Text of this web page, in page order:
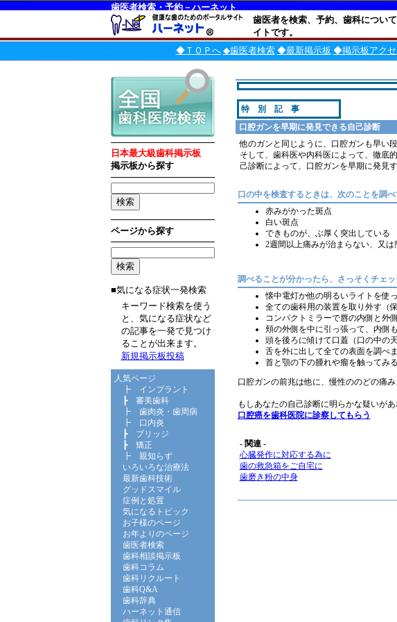
歯医者検索・予約－ハーネット
歯医者を検索、予約、歯科につい
イトです。
◆ＴＯＰへ ◆歯医者検索 ◆最新掲示板 ◆掲示板アクセ
日本最大級歯科掲示板
掲示板から探す
ページから探す
■気になる症状一発検索
キーワード検索を使う
と、気になる症状など
の記事を一発で見つけ
ることが出来ます。
新規掲示板投稿
人気ページ
┣
インプラント
┣ 審美歯科
┣ 歯肉炎・歯周病
┣
口内炎
┣
ブリッジ
┣ 矯正
┣ 親知らず
いろいろな治療法
最新歯科技術
グッドスマイル
症例と処置
気になるトピック
お子様のページ
お年よりのページ
歯医者検索
歯科相談掲示板
歯科コラム
歯科リクルート
歯科Q&A
歯科辞典
ハーネット通信
特 別 記 事
口腔ガンを早期に発見できる自己診断
他のガンと同じように、口腔ガンも早い
そして、歯科医や内科医によって、徹底
己診断によって、口腔ガンを早期に発見
口の中を検査するときは、次のことを調べ
赤みがかった斑点
白い斑点
できものが、ぶ厚く突出している
2週間以上痛みが治まらない、又は
調べることが分かったら、さっそくチェ
懐中電灯か他の明るいライトを使
全ての歯科用の装置を取り外す（
コンパクトミラーで唇の内側と外
頬の外側を中に引っ張って、内側
頭を後ろに傾けて口蓋（口の中の
舌を外に出して全ての表面を調べ
首と顎の下の腫れや瘤を触ってみる
口腔ガンの前兆は他に、慢性ののどの痛
もしあなたの自己診断に明らかな疑いが
口腔癌を歯科医院に診察してもらう
- 関連 -
心臓発作に対応する為に
歯の救急箱をご自宅に
歯磨き粉の中身